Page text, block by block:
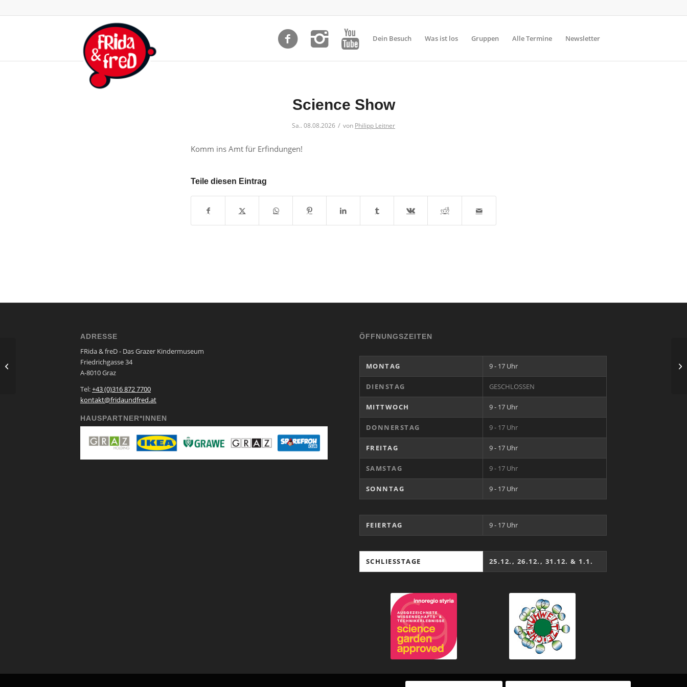
Dein Besuch Was ist los Gruppen Alle Termine Newsletter
Science Show
Sa.. 08.08.2026 / von Philipp Leitner
Komm ins Amt für Erfindungen!
Teile diesen Eintrag
ADRESSE
FRida & freD - Das Grazer Kindermuseum
Friedrichgasse 34
A-8010 Graz
Tel:+43 (0)316 872 7700
kontakt@fridaundfred.at
HAUSPARTNER*INNEN
ÖFFNUNGSZEITEN
MONTAG 9 - 17 Uhr
DIENSTAG GESCHLOSSEN
MITTWOCH 9 - 17 Uhr
DONNERSTAG 9 - 17 Uhr
FREITAG 9 - 17 Uhr
SAMSTAG 9 - 17 Uhr
SONNTAG 9 - 17 Uhr
FEIERTAG 9 - 17 Uhr
SCHLIESSTAGE 25.12., 26.12., 31.12. & 1.1.